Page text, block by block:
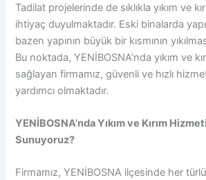
Tadilat projelerinde de sıklıkla yıkım ve
ihtiyaç duyulmaktadır. Eski binalarda
bazen yapının büyük bir kısmının
Bu noktada, YENİBOSNA’nda yıkım ve
sağlayan firmamız, güvenli ve hızlı
yardımcı olmaktadır.
YENİBOSNA’nda Yıkım ve Kırım
Sunuyoruz?
Firmamız, YENİBOSNA ilçesinde her türlü